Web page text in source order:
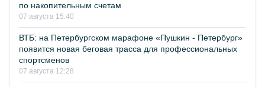
по накопительным счетам
07 августа 15:40
ВТБ: на Петербургском марафоне «Пушкин - Петербург»
появится новая беговая трасса для профессиональных
спортсменов
07 августа 12:28